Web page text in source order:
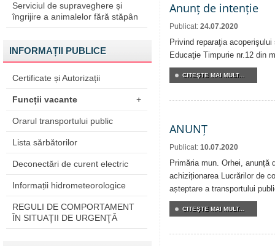
Serviciul de supraveghere și
îngrijire a animalelor fără stăpân
INFORMAȚII PUBLICE
Certificate și Autorizații
Funcții vacante +
Orarul transportului public
Lista sărbătorilor
Deconectări de curent electric
Informații hidrometeorologice
REGULI DE COMPORTAMENT
ÎN SITUAŢII DE URGENŢĂ
Anunț de intenție
Publicat: 24.07.2020
Privind reparaţia
Educaţie Timpurie nr.12 din
CITEŞTE MAI MULT...
ANUNȚ
Publicat: 10.07.2020
Primăria mun. Orhei, anunță
achiziționarea Lucrărilor de
așteptare a transportului
CITEŞTE MAI MULT...